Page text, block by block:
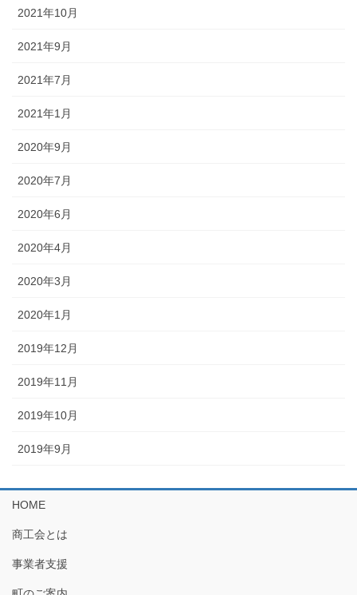
2021年10月
2021年9月
2021年7月
2021年1月
2020年9月
2020年7月
2020年6月
2020年4月
2020年3月
2020年1月
2019年12月
2019年11月
2019年10月
2019年9月
HOME
商工会とは
事業者支援